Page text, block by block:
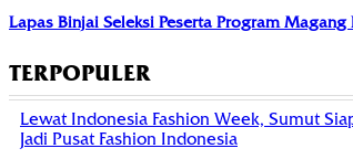
Lapas Binjai Seleksi Peserta Program Magang
TERPOPULER
Lewat Indonesia Fashion Week, Sumut
Jadi Pusat Fashion Indonesia